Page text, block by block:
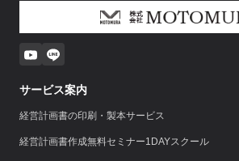
サービス案内
経営計画書の印刷・製本サービス
経営計画書作成無料セミナー1DAYスクール